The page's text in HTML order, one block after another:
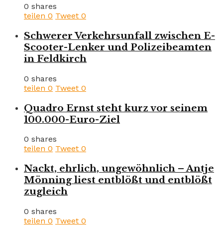
0 shares
teilen 0 Tweet 0
Schwerer Verkehrsunfall zwischen E-
Scooter-Lenker und Polizeibeamten
in Feldkirch
0 shares
teilen 0 Tweet 0
Quadro Ernst steht kurz vor seinem
100.000-Euro-Ziel
0 shares
teilen 0 Tweet 0
Nackt, ehrlich, ungewöhnlich – Antje
Mönning liest entblößt und entblößt
zugleich
0 shares
teilen 0 Tweet 0